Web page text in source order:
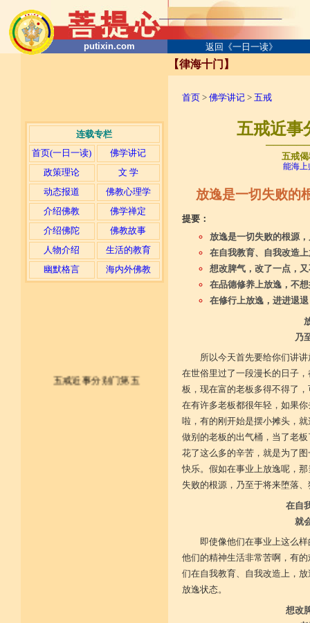
putixin.com 返回《一日一读》
连载专栏
首页(一日一读)
佛学讲记
政策理论
文 学
动态报道
佛教心理学
介绍佛教
佛学禅定
介绍佛陀
佛教故事
人物介绍
生活的教育
幽默格言
海内外佛教
【律海十门】
首页 > 佛学讲记 > 五戒
五戒近事
五戒
能海上
放逸是一切失败的
提要：
放逸是一切失败的根源
在自我教育、自我改造
想改脾气，改了一点，
在品德修养上放逸，不
在修行上放逸，进进退
乃
所以今天首先要给你们讲
在世俗里过了一段漫长的日子
板，现在富的老板多得不得了
在有许多老板都很年轻，如果
啦，有的刚开始是摆小摊头，
做别的老板的出气桶，当了老
花了这么多的辛苦，就是为了
快乐。假如在事业上放逸呢，
失败的根源，乃至于将来堕落
在自
就
即使像他们在事业上这么
他们的精神生活非常苦啊，有
们在自我教育、自我改造上，
放逸状态。
想改
五戒近事分别门第五